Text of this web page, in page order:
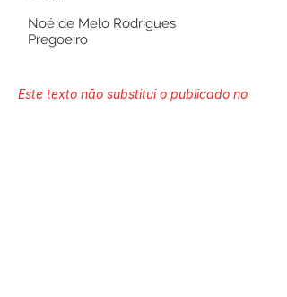
Noé de Melo Rodrigues
Pregoeiro
Este texto não substitui o publicado no